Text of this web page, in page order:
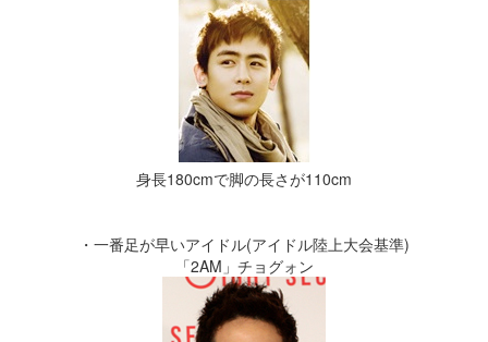
身長180cmで脚の長さが110cm
・一番足が早いアイドル(アイドル陸上大会基準)
「2AM」チョグォン